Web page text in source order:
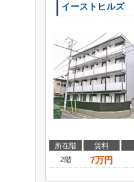
イーストヒルズ
所在階 賃料
2階
7万円